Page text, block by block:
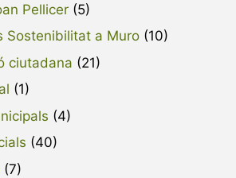
Pellicer (5)
Sostenibilitat a Muro (10)
ciutadana (21)
(1)
(4)
(40)
(7)